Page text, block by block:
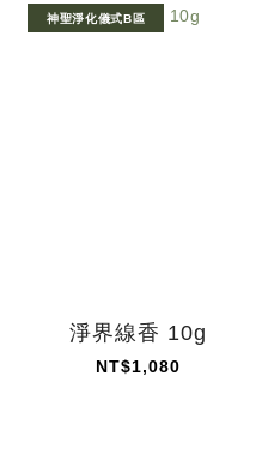
神聖淨化儀式B區
淨界線香 10g
NT$1,080